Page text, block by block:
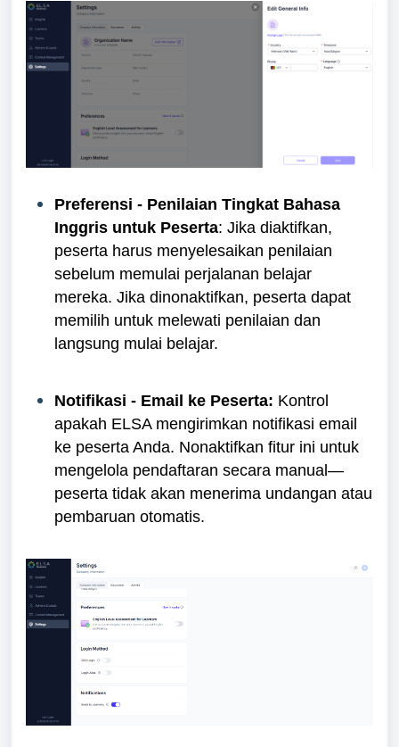
Preferensi - Penilaian Tingkat Bahasa
Inggris untuk Peserta: Jika diaktifkan,
peserta harus menyelesaikan penilaian
sebelum memulai perjalanan belajar
mereka. Jika dinonaktifkan, peserta dapat
memilih untuk melewati penilaian dan
langsung mulai belajar.
Notifikasi - Email ke Peserta: Kontrol
apakah ELSA mengirimkan notifikasi email
ke peserta Anda. Nonaktifkan fitur ini untuk
mengelola pendaftaran secara manual—
peserta tidak akan menerima undangan atau
pembaruan otomatis.